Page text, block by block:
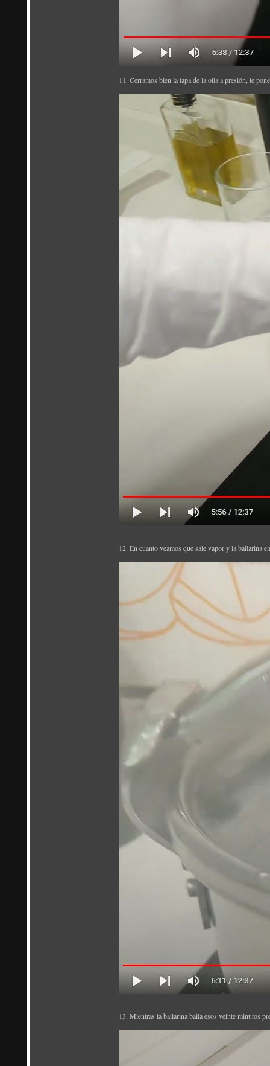
11. Cerramos bien la tapa de la olla a presión, le
12. En cuanto veamos que sale vapor y la bailarina
13. Mientras la bailarina baila esos veinte minutos